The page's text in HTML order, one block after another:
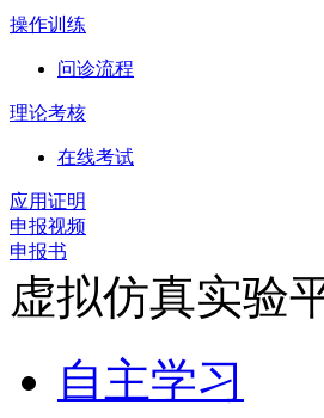
操作训练
问诊流程
理论考核
在线考试
应用证明
申报视频
申报书
虚拟仿真实验
自主学习